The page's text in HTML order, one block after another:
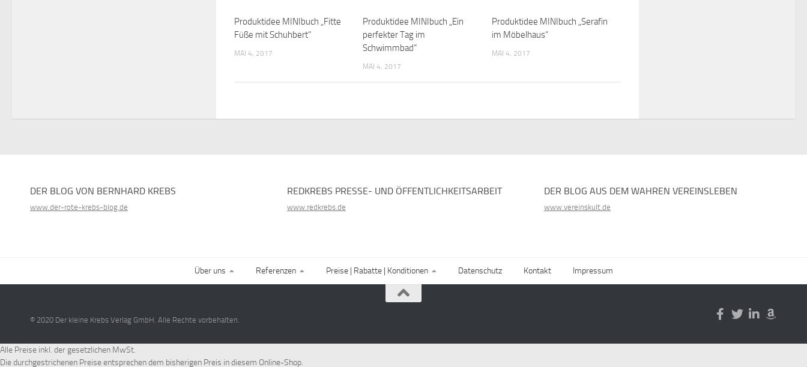
Produktidee MINIbuch „Fitte
Füße mit Schuhbert“
MAI 4, 2017
Produktidee MINIbuch „Ein
perfekter Tag im
Schwimmbad“
MAI 4, 2017
Produktidee MINIbuch „Serafin
im Möbelhaus“
MAI 4, 2017
DER BLOG VON BERNHARD KREBS
www.der-rote-krebs-blog.de
REDKREBS PRESSE- UND ÖFFENTLICHKEITSARBEIT
www.redkrebs.de
DER BLOG AUS DEM WAHREN VEREINSLEBEN
www.vereinskult.de
Über uns Referenzen Preise | Rabatte | Konditionen Datenschutz Kontakt Impressum
© 2020 Der kleine Krebs Verlag GmbH. Alle Rechte vorbehalten.
Alle Preise inkl. der gesetzlichen MwSt.
Die durchgestrichenen Preise entsprechen dem bisherigen Preis in diesem Online-Shop.